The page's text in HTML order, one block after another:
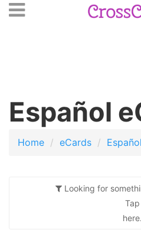
Open
Español
Home eCards Español
Looking for
Tap
here.